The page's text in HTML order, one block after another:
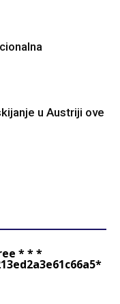
u Austriji ove
* * *